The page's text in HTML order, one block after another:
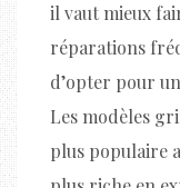
il vaut mieux
réparations
d’opter pour
Les modèles
plus populaire